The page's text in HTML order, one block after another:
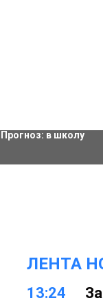
Прогноз: в школу
ЛЕНТА
13:24